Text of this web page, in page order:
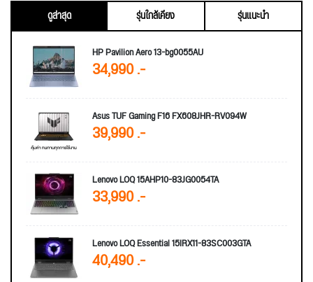
ดูล่าสุด รุ่นใกล้เคียง
รุ่นแนะนำ
HP Pavilion Aero 13-bg0055AU
34,990 .-
Asus TUF Gaming F16 FX608JHR-RV094W
39,990 .-
Lenovo LOQ 15AHP10-83JG0054TA
33,990 .-
Lenovo LOQ Essential 15IRX11-83SC003GTA
40,490 .-